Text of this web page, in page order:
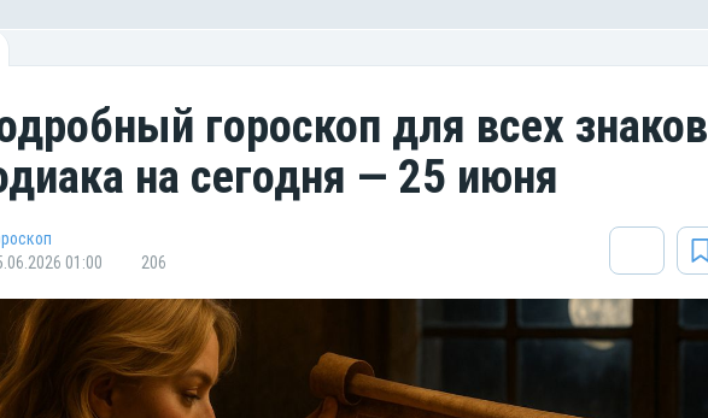
гороскоп для всех знаков
на сегодня — 25 июня
01:00
206